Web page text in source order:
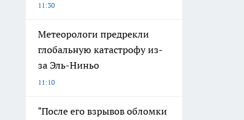
11:30
Метеорологи предрекли
глобальную катастрофу из-
за Эль-Ниньо
11:10
"После его взрывов обломки